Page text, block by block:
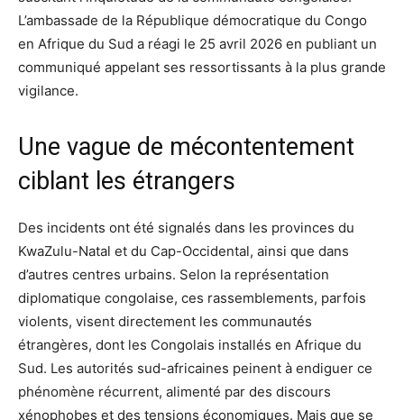
L’ambassade de la République démocratique du Congo
en Afrique du Sud a réagi le 25 avril 2026 en publiant un
communiqué appelant ses ressortissants à la plus grande
vigilance.
Une vague de mécontentement
ciblant les étrangers
Des incidents ont été signalés dans les provinces du
KwaZulu-Natal et du Cap-Occidental, ainsi que dans
d’autres centres urbains. Selon la représentation
diplomatique congolaise, ces rassemblements, parfois
violents, visent directement les communautés
étrangères, dont les Congolais installés en Afrique du
Sud. Les autorités sud-africaines peinent à endiguer ce
phénomène récurrent, alimenté par des discours
xénophobes et des tensions économiques. Mais que se